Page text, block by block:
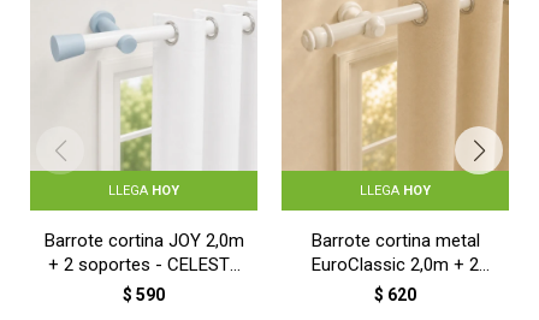
LLEGA HOY
Barrote cortina JOY 2,0m
+ 2 soportes - CELESTE
Y BLANCO
$ 590
LLEGA HOY
Barrote cortina metal
EuroClassic 2,0m + 2
soportes - BLANCO
$ 620